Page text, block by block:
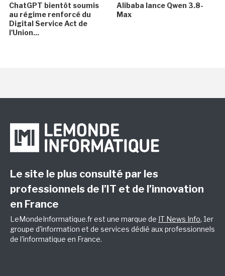
ChatGPT bientôt soumis
au régime renforcé du
Digital Service Act de
l'Union...
Alibaba lance Qwen 3.8-
Max
Le site le plus consulté par les
professionnels de l’IT et de l’innovation
en France
LeMondeInformatique.fr est une marque de IT News Info, 1er
groupe d'information et de services dédié aux professionnels
de l'informatique en France.